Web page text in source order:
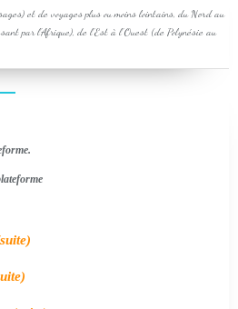
et de voyages plus ou moins lointains, du Nord au
par l'Afrique), de l'Est à l'Ouest (de Polynésie au